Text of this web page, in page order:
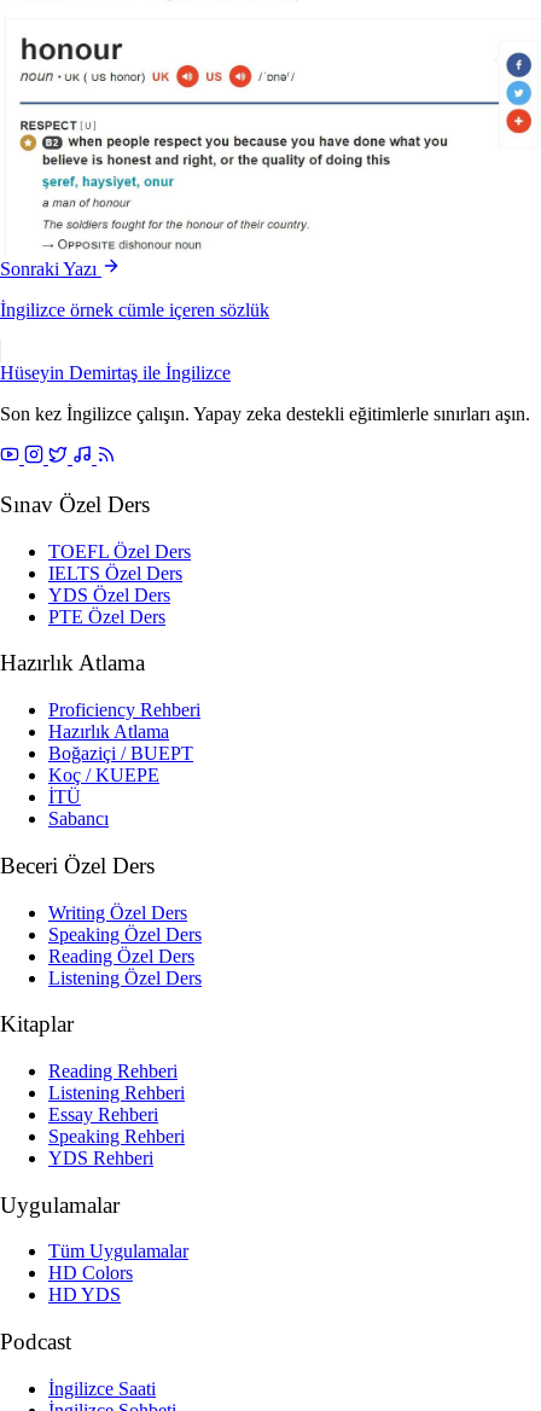
Sonraki Yazı
İngilizce örnek cümle içeren sözlük
Hüseyin Demirtaş ile İngilizce
Son kez İngilizce çalışın. Yapay zeka destekli eğitimlerle sınırları aşın.
Sınav Özel Ders
TOEFL Özel Ders
IELTS Özel Ders
YDS Özel Ders
PTE Özel Ders
Hazırlık Atlama
Proficiency Rehberi
Hazırlık Atlama
Boğaziçi / BUEPT
Koç / KUEPE
İTÜ
Sabancı
Beceri Özel Ders
Writing Özel Ders
Speaking Özel Ders
Reading Özel Ders
Listening Özel Ders
Kitaplar
Reading Rehberi
Listening Rehberi
Essay Rehberi
Speaking Rehberi
YDS Rehberi
Uygulamalar
Tüm Uygulamalar
HD Colors
HD YDS
Podcast
İngilizce Saati